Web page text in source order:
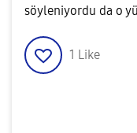
söyleniyordu da o
1 Like